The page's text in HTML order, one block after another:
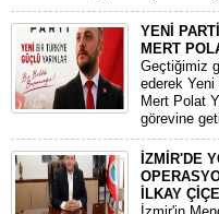
YENİ
MERT
Geçtiğimiz
ederek Yeni
Mert Polat
görevine
İZMİR'DE
İLKAY